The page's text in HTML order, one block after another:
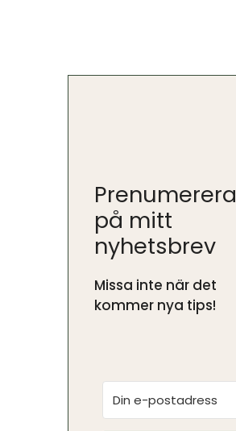
Prenumerera
på mitt
nyhetsbrev
Missa inte när det
kommer nya tips!